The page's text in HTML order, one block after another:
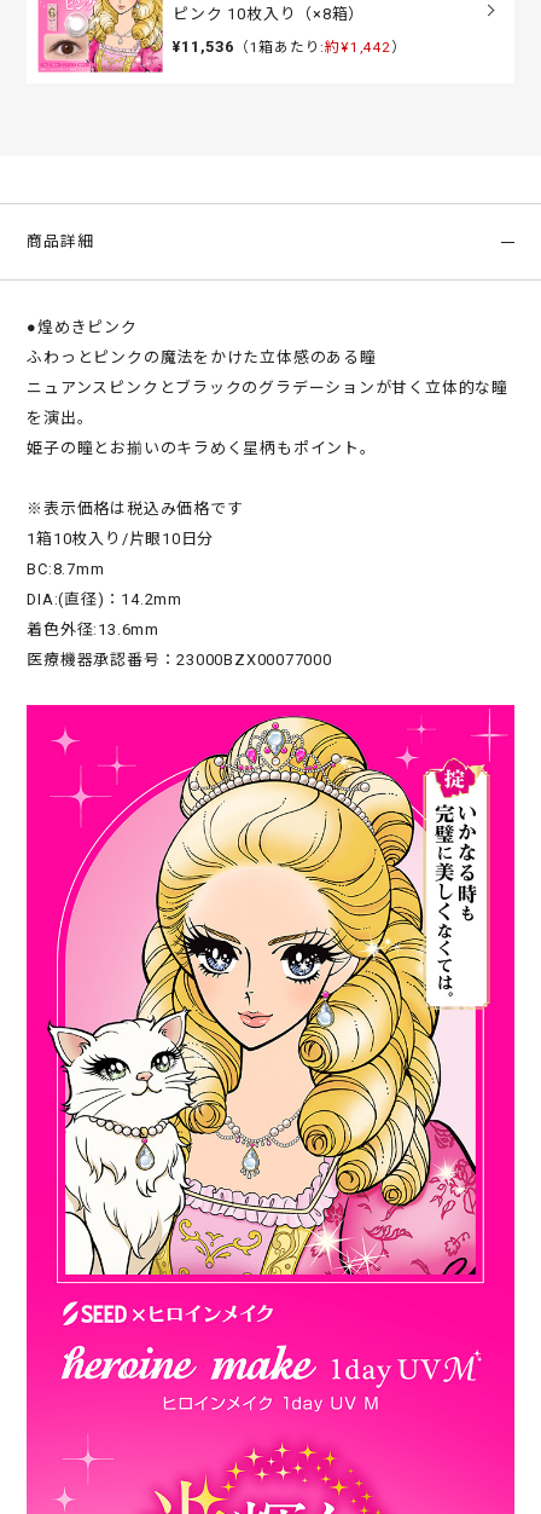
ピンク 10枚入り（×8箱）
¥11,536 （1箱あたり:約¥1,442）
商品詳細
●煌めきピンク
ふわっとピンクの魔法をかけた立体感のある瞳
ニュアンスピンクとブラックのグラデーションが甘く立体的な瞳
を演出。
姫子の瞳とお揃いのキラめく星柄もポイント。
※表示価格は税込み価格です
1箱10枚入り/片眼10日分
BC:8.7mm
DIA:(直径)：14.2mm
着色外径:13.6mm
医療機器承認番号：23000BZX00077000